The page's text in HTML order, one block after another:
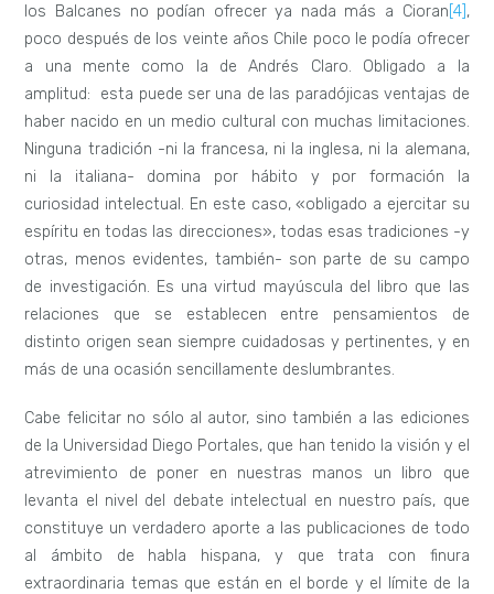
los Balcanes no podían ofrecer ya nada más a Cioran [4] ,
poco después de los veinte años Chile poco le podía ofrecer
a una mente como la de Andrés Claro. Obligado a la
amplitud: esta puede ser una de las paradójicas ventajas de
haber nacido en un medio cultural con muchas limitaciones.
Ninguna tradición -ni la francesa, ni la inglesa, ni la alemana,
ni la italiana- domina por hábito y por formación la
curiosidad intelectual. En este caso, «obligado a ejercitar su
espíritu en todas las direcciones», todas esas tradiciones -y
otras, menos evidentes, también- son parte de su campo
de investigación. Es una virtud mayúscula del libro que las
relaciones que se establecen entre pensamientos de
distinto origen sean siempre cuidadosas y pertinentes, y en
más de una ocasión sencillamente deslumbrantes.
Cabe felicitar no sólo al autor, sino también a las ediciones
de la Universidad Diego Portales, que han tenido la visión y el
atrevimiento de poner en nuestras manos un libro que
levanta el nivel del debate intelectual en nuestro país, que
constituye un verdadero aporte a las publicaciones de todo
al ámbito de habla hispana, y que trata con finura
extraordinaria temas que están en el borde y el límite de la